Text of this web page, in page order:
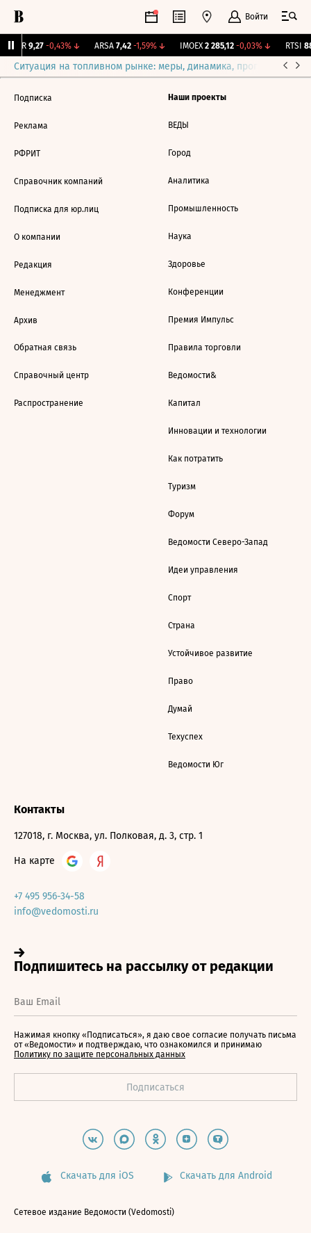
Войти
9,27 -0,43%↓ ARSA 7,42 -1,59%↓ IMOEX 2 285,12 -0,03%↓ RTSI
Ситуация на топливном рынке: меры, динамика, прогнозы
Подписка
Реклама
РФРИТ
Справочник компаний
Подписка для юр.лиц
О компании
Редакция
Менеджмент
Архив
Обратная связь
Справочный центр
Распространение
Наши проекты
ВЕДЫ
Город
Аналитика
Промышленность
Наука
Здоровье
Конференции
Премия Импульс
Правила торговли
Ведомости&
Капитал
Инновации и технологии
Как потратить
Туризм
Форум
Ведомости Северо-Запад
Идеи управления
Спорт
Страна
Устойчивое развитие
Право
Думай
Техуспех
Ведомости Юг
Контакты
127018, г. Москва, ул. Полковая, д. 3, стр. 1
На карте
+7 495 956-34-58
info@vedomosti.ru
Нажимая кнопку «Подписаться», я даю свое согласие получать письма
от «Ведомости» и подтверждаю, что ознакомился и принимаю
Политику по защите персональных данных
Скачать для iOS Скачать для Android
Сетевое издание Ведомости (Vedomosti)